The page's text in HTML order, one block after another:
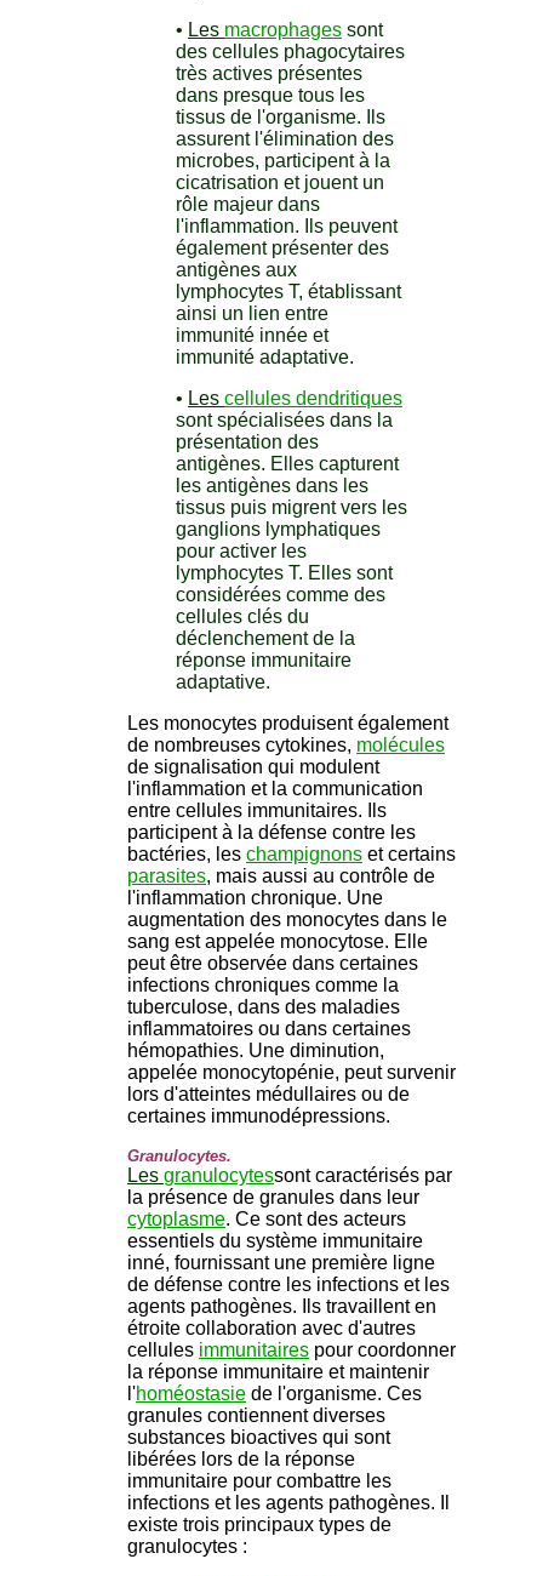
• Les macrophages sont
des cellules phagocytaires
très actives présentes
dans presque tous les
tissus de l'organisme. Ils
assurent l'élimination des
microbes, participent à la
cicatrisation et jouent un
rôle majeur dans
l'inflammation. Ils peuvent
également présenter des
antigènes aux
lymphocytes T, établissant
ainsi un lien entre
immunité innée et
immunité adaptative.
• Les cellules dendritiques
sont spécialisées dans la
présentation des
antigènes. Elles capturent
les antigènes dans les
tissus puis migrent vers les
ganglions lymphatiques
pour activer les
lymphocytes T. Elles sont
considérées comme des
cellules clés du
déclenchement de la
réponse immunitaire
adaptative.
Les monocytes produisent également
de nombreuses cytokines, molécules
de signalisation qui modulent
l'inflammation et la communication
entre cellules immunitaires. Ils
participent à la défense contre les
bactéries, les champignons et certains
parasites, mais aussi au contrôle de
l'inflammation chronique. Une
augmentation des monocytes dans le
sang est appelée monocytose. Elle
peut être observée dans certaines
infections chroniques comme la
tuberculose, dans des maladies
inflammatoires ou dans certaines
hémopathies. Une diminution,
appelée monocytopénie, peut survenir
lors d'atteintes médullaires ou de
certaines immunodépressions.
Granulocytes.
Les granulocytessont caractérisés par
la présence de granules dans leur
cytoplasme. Ce sont des acteurs
essentiels du système immunitaire
inné, fournissant une première ligne
de défense contre les infections et les
agents pathogènes. Ils travaillent en
étroite collaboration avec d'autres
cellules immunitaires pour coordonner
la réponse immunitaire et maintenir
l'homéostasie de l'organisme. Ces
granules contiennent diverses
substances bioactives qui sont
libérées lors de la réponse
immunitaire pour combattre les
infections et les agents pathogènes. Il
existe trois principaux types de
granulocytes :